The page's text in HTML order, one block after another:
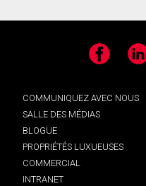
Facebook
COMMUNIQUEZ AVEC NOUS
SALLE DES MÉDIAS
BLOGUE
PROPRIÉTÉS LUXUEUSES
COMMERCIAL
INTRANET